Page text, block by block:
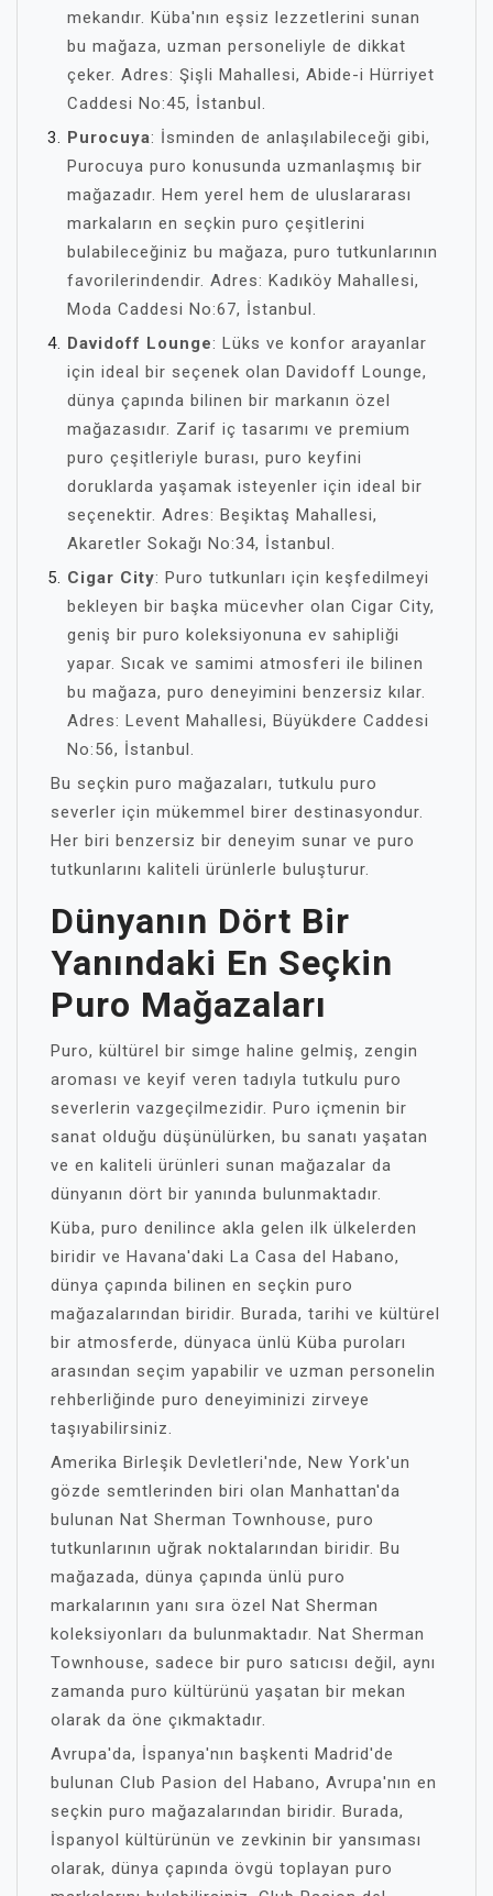
mekandır. Küba'nın eşsiz lezzetlerini sunan
bu mağaza, uzman personeliyle de dikkat
çeker. Adres: Şişli Mahallesi, Abide-i Hürriyet
Caddesi No:45, İstanbul.
Purocuya: İsminden de anlaşılabileceği gibi,
Purocuya puro konusunda uzmanlaşmış bir
mağazadır. Hem yerel hem de uluslararası
markaların en seçkin puro çeşitlerini
bulabileceğiniz bu mağaza, puro tutkunlarının
favorilerindendir. Adres: Kadıköy Mahallesi,
Moda Caddesi No:67, İstanbul.
Davidoff Lounge: Lüks ve konfor arayanlar
için ideal bir seçenek olan Davidoff Lounge,
dünya çapında bilinen bir markanın özel
mağazasıdır. Zarif iç tasarımı ve premium
puro çeşitleriyle burası, puro keyfini
doruklarda yaşamak isteyenler için ideal bir
seçenektir. Adres: Beşiktaş Mahallesi,
Akaretler Sokağı No:34, İstanbul.
Cigar City: Puro tutkunları için keşfedilmeyi
bekleyen bir başka mücevher olan Cigar City,
geniş bir puro koleksiyonuna ev sahipliği
yapar. Sıcak ve samimi atmosferi ile bilinen
bu mağaza, puro deneyimini benzersiz kılar.
Adres: Levent Mahallesi, Büyükdere Caddesi
No:56, İstanbul.
Bu seçkin puro mağazaları, tutkulu puro
severler için mükemmel birer destinasyondur.
Her biri benzersiz bir deneyim sunar ve puro
tutkunlarını kaliteli ürünlerle buluşturur.
Dünyanın Dört Bir
Yanındaki En Seçkin
Puro Mağazaları
Puro, kültürel bir simge haline gelmiş, zengin
aroması ve keyif veren tadıyla tutkulu puro
severlerin vazgeçilmezidir. Puro içmenin bir
sanat olduğu düşünülürken, bu sanatı yaşatan
ve en kaliteli ürünleri sunan mağazalar da
dünyanın dört bir yanında bulunmaktadır.
Küba, puro denilince akla gelen ilk ülkelerden
biridir ve Havana'daki La Casa del Habano,
dünya çapında bilinen en seçkin puro
mağazalarından biridir. Burada, tarihi ve kültürel
bir atmosferde, dünyaca ünlü Küba puroları
arasından seçim yapabilir ve uzman personelin
rehberliğinde puro deneyiminizi zirveye
taşıyabilirsiniz.
Amerika Birleşik Devletleri'nde, New York'un
gözde semtlerinden biri olan Manhattan'da
bulunan Nat Sherman Townhouse, puro
tutkunlarının uğrak noktalarından biridir. Bu
mağazada, dünya çapında ünlü puro
markalarının yanı sıra özel Nat Sherman
koleksiyonları da bulunmaktadır. Nat Sherman
Townhouse, sadece bir puro satıcısı değil, aynı
zamanda puro kültürünü yaşatan bir mekan
olarak da öne çıkmaktadır.
Avrupa'da, İspanya'nın başkenti Madrid'de
bulunan Club Pasion del Habano, Avrupa'nın en
seçkin puro mağazalarından biridir. Burada,
İspanyol kültürünün ve zevkinin bir yansıması
olarak, dünya çapında övgü toplayan puro